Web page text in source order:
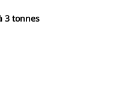
3 tonnes